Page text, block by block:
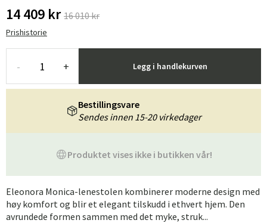
14 409 kr 16 010 kr
Prishistorie
- + Legg i handlekurven
Produktet vises ikke i butikken vår!
Bestillingsvare
Sendes innen 15-20 virkedager
Eleonora Monica-lenestolen kombinerer moderne design med
høy komfort og blir et elegant tilskudd i ethvert hjem. Den
avrundede formen sammen med det myke, struk...